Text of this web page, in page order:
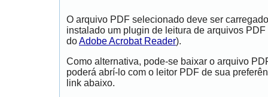
O arquivo PDF selecionado deve ser
instalado um plugin de leitura de arquivos
doAdobe Acrobat Reader).
Como alternativa, pode-se baixar o arquivo
poderá abrí-lo com o leitor PDF de sua
link abaixo.